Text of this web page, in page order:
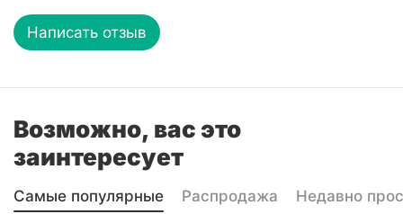
Написать отзыв
Возможно, вас это
заинтересует
Самые популярные Распродажа Недавно